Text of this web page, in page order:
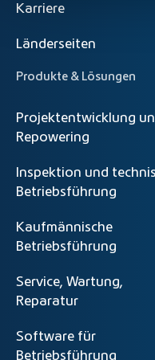
Karriere
Länderseiten
Produkte & Lösungen
Projektentwicklung
Repowering
Inspektion und
Betriebsführung
Kaufmännische
Betriebsführung
Service, Wartung,
Reparatur
Software für
Betriebsführung